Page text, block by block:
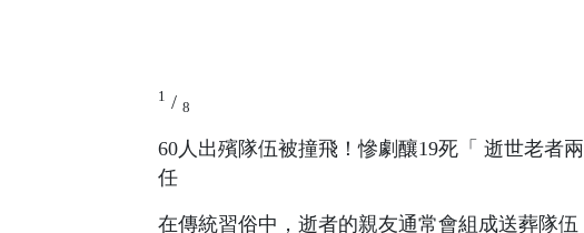
1 / 8
60人出殯隊伍被撞飛！慘劇釀19死「 逝世老者
任
在傳統習俗中，逝者的親友通常會組成送葬隊伍